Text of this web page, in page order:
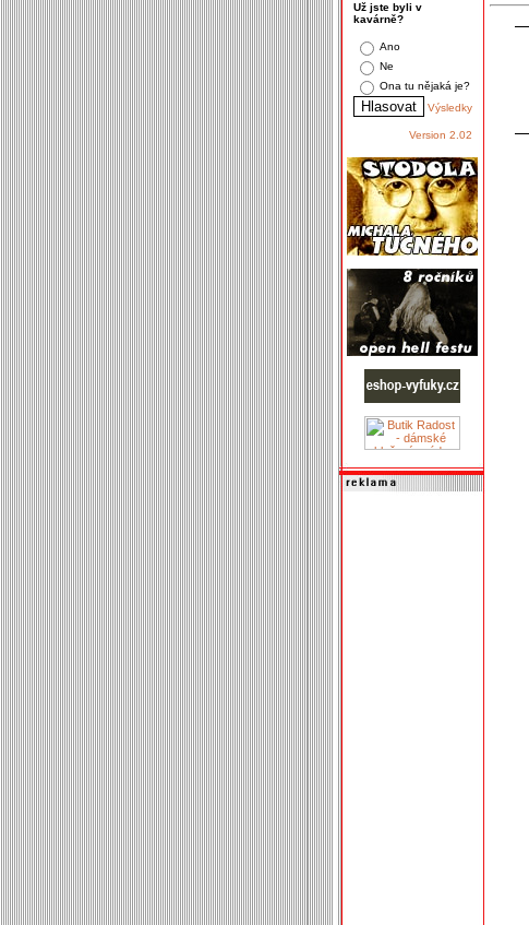
Už jste byli v
kavárně?
Ano
Ne
Ona tu nějaká je?
Výsledky
Version 2.02